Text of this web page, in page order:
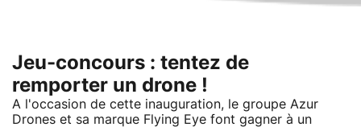
Jeu-concours : tentez de
remporter un drone !
A l'occasion de cette inauguration, le groupe Azur
Drones et sa marque Flying Eye font gagner à un